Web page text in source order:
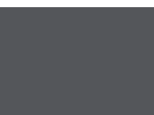
anonym.